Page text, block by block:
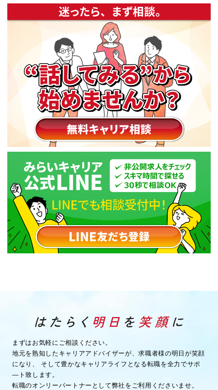
まずはお気軽にご相談ください。
地元を熟知したキャリアアドバイザーが、求職者様の明日が笑顔
になり、
そして豊かなキャリアライフとなる転職を全力でサポ
―ト致します。
転職のオンリーパートナーとして弊社をご利用くださいませ。